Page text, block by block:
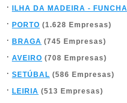
ILHA DA MADEIRA -
PORTO (1.628 Empresas)
BRAGA (745 Empresas)
AVEIRO (708 Empresas)
SETÚBAL (586 Empresas)
LEIRIA (513 Empresas)